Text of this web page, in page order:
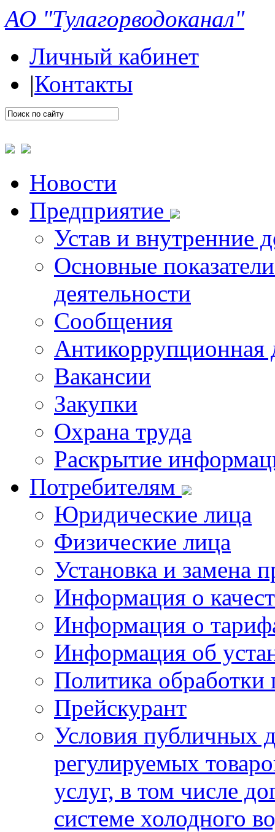
АО "Тулагорводоканал"
Личный кабинет
|Контакты
Новости
Предприятие
Устав и внутренние
Основные
деятельности
Сообщения
Антикоррупционная
Вакансии
Закупки
Охрана труда
Раскрытие
Потребителям
Юридические лица
Физические лица
Установка и замена
Информация о
Информация о
Информация об
Политика
Прейскурант
Условия публичных
регулируемых
услуг, в том числе
системе холодного